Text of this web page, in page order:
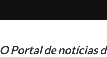
O Portal de notícias